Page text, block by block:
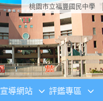
桃園市立福豐國民中學
宣導網站 評鑑專區